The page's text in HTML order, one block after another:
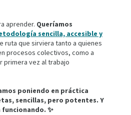
aprender. Queríamos
sencilla, accesible y
ruta que sirviera tanto a quienes
procesos colectivos, como a
primera vez al trabajo
poniendo en práctica
sencillas, pero potentes. Y
✨